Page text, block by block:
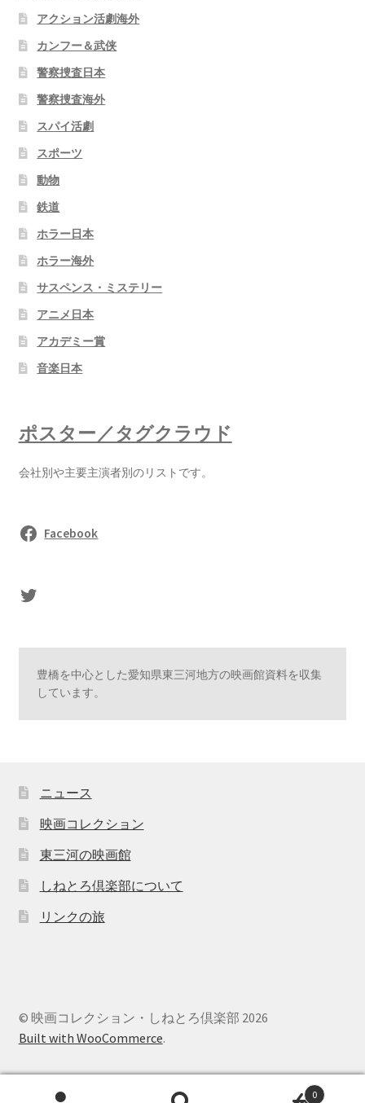
アクション活劇海外
カンフー＆武侠
警察捜査日本
警察捜査海外
スパイ活劇
スポーツ
動物
鉄道
ホラー日本
ホラー海外
サスペンス・ミステリー
アニメ日本
アカデミー賞
音楽日本
ポスター／タグクラウド
会社別や主要主演者別のリストです。
Facebook
sasaki's Twitter
豊橋を中心とした愛知県東三河地方の映画館資料を収集
しています。
ニュース
映画コレクション
東三河の映画館
しねとろ倶楽部について
リンクの旅
© 映画コレクション・しねとろ倶楽部 2026
Built with WooCommerce.
0